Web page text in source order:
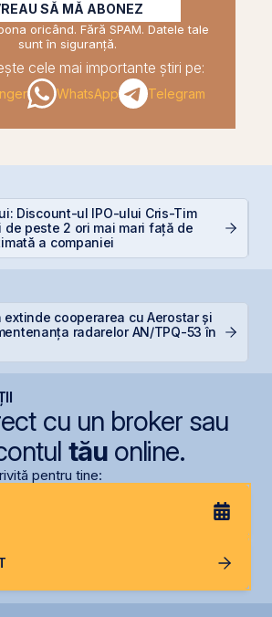
SĂ MĂ ABONEZ
oricând. Fără SPAM. Datele tale
sunt în siguranță.
cele mai importante știri pe:
WhatsApp Telegram
Discount-ul IPO-ului Cris-Tim
de peste 2 ori mai mari față de
a companiei
cooperarea cu Aerostar și
radarelor AN/TPQ-53 în
cu un broker sau
tăuonline.
pentru tine: